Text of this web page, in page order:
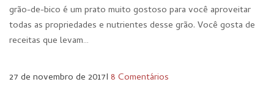
grão-de-bico é um prato muito gostoso para você aproveitar
todas as propriedades e nutrientes desse grão. Você gosta de
receitas que levam…
27 de novembro de 2017I 8 Comentários